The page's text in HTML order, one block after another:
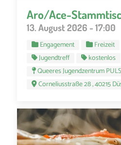
Aro/Ace-
13. August 2026 - 17:00
Engagement Freizeit
Jugendtreff
kostenlos
Queeres Jugendzentrum
Corneliusstraße 28 , 40215